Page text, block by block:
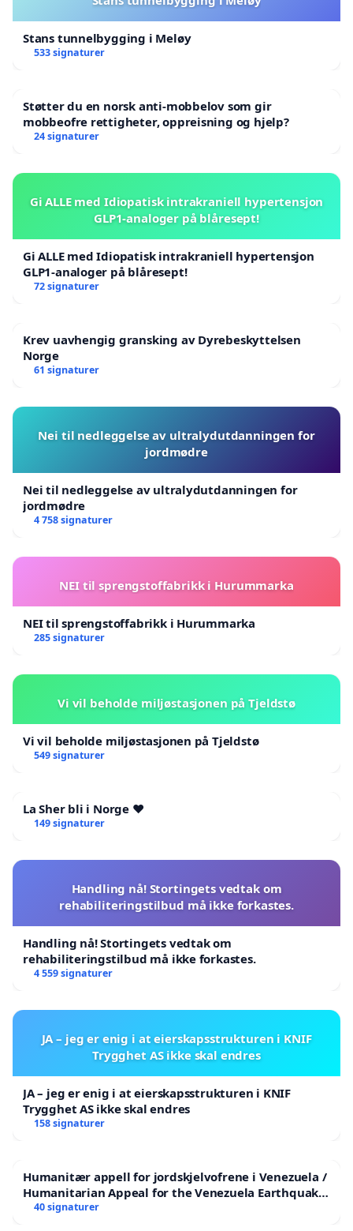
Stans tunnelbygging i Meløy
533 signaturer
Støtter du en norsk anti-mobbelov som gir
mobbeofre rettigheter, oppreisning og hjelp?
24 signaturer
Gi ALLE med Idiopatisk intrakraniell hypertensjon
GLP1-analoger på blåresept!
Gi ALLE med Idiopatisk intrakraniell hypertensjon
GLP1-analoger på blåresept!
72 signaturer
Krev uavhengig gransking av Dyrebeskyttelsen
Norge
61 signaturer
Nei til nedleggelse av ultralydutdanningen for
jordmødre
Nei til nedleggelse av ultralydutdanningen for
jordmødre
4 758 signaturer
NEI til sprengstoffabrikk i Hurummarka
NEI til sprengstoffabrikk i Hurummarka
285 signaturer
Vi vil beholde miljøstasjonen på Tjeldstø
Vi vil beholde miljøstasjonen på Tjeldstø
549 signaturer
La Sher bli i Norge ❤️
149 signaturer
Handling nå! Stortingets vedtak om
rehabiliteringstilbud må ikke forkastes.
Handling nå! Stortingets vedtak om
rehabiliteringstilbud må ikke forkastes.
4 559 signaturer
JA – jeg er enig i at eierskapsstrukturen i KNIF
Trygghet AS ikke skal endres
JA – jeg er enig i at eierskapsstrukturen i KNIF
Trygghet AS ikke skal endres
158 signaturer
Humanitær appell for jordskjelvofrene i Venezuela /
Humanitarian Appeal for the Venezuela Earthquake
Victims
40 signaturer